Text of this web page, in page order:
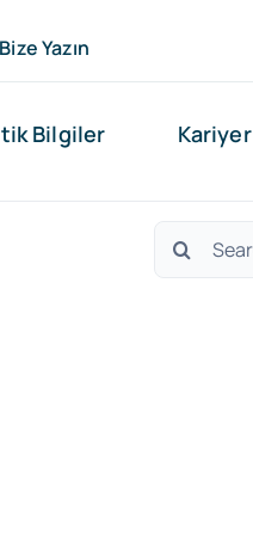
Bize Yazın
Bilgiler Kariyer
Search